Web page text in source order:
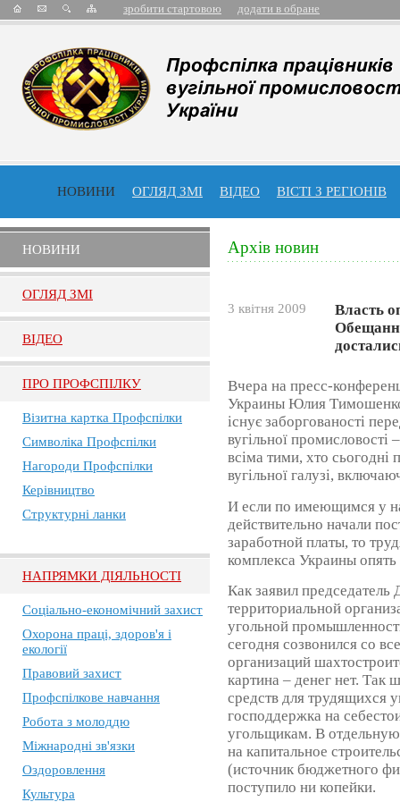
зробити стартовою додати в обране
НОВИНИ ОГЛЯД ЗМІ ВІДЕО ВІСТІ З РЕГІОНІВ
НОВИНИ
ОГЛЯД ЗМI
ВIДЕО
ПРО ПРОФСПIЛКУ
Візитна картка Профспілки
Символіка Профспілки
Нагороди Профспілки
Керівництво
Структурні ланки
НАПРЯМКИ ДІЯЛЬНОСТІ
Соціально-економічний захист
Охорона праці, здоров'я і
екології
Правовий захист
Профспілкове навчання
Робота з молоддю
Міжнародні зв'язки
Оздоровлення
Культура
Архів новин
3 квітня 2009
Власть
Вчера на пресс-
Украины Юлия
існує заборгованості
вугільної
всіма тими, хто сьогодні
вугільної галузі,
И если по имеющимся у
действительно начали
заработной платы, то
комплекса Украины
Как заявил
территориальной
угольной
сегодня созвонился со
организаций
картина – денег нет. Так
средств для трудящихся
господдержка на
угольщикам. В
на капитальное
(источник бюджетного
поступило ни копейки.